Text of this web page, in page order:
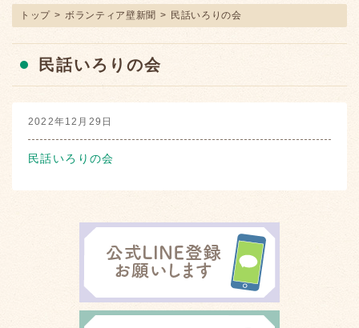
トップ > ボランティア壁新聞 > 民話いろりの会
民話いろりの会
2022年12月29日
民話いろりの会